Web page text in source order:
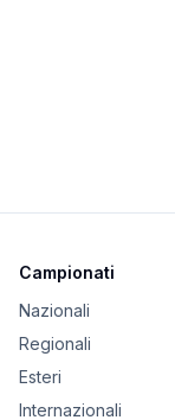
Campionati
Nazionali
Regionali
Esteri
Internazionali